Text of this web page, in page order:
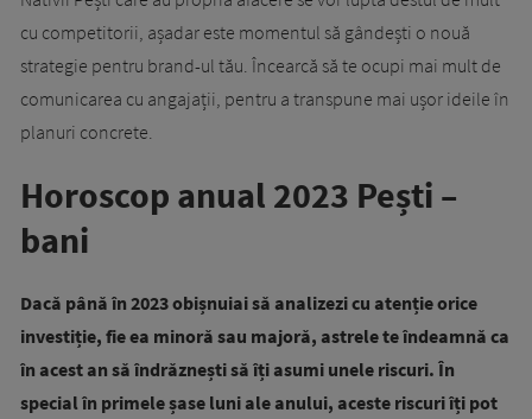
cu competitorii, așadar este momentul să gândești o nouă
strategie pentru brand-ul tău. Încearcă să te ocupi mai mult de
comunicarea cu angajații, pentru a transpune mai ușor ideile în
planuri concrete.
Horoscop anual 2023 Pești –
bani
Dacă până în 2023 obișnuiai să analizezi cu atenție orice
investiție, fie ea minoră sau majoră, astrele te îndeamnă ca
în acest an să îndrăznești să îți asumi unele riscuri. În
special în primele șase luni ale anului, aceste riscuri îți pot